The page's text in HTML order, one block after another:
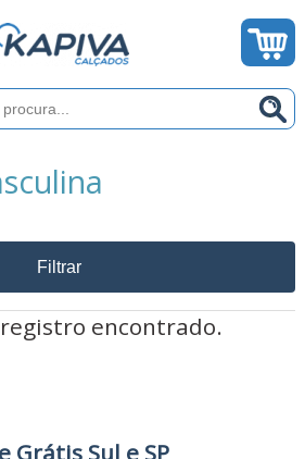
Filtrar
encontrado.
Grátis Sul e SP